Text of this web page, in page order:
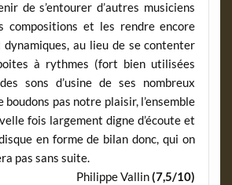
de s’entourer d’autres musiciens
compositions et les rendre encore
au lieu de se contenter
à rythmes (fort bien utilisées
sons d’usine de ses nombreux
pas notre plaisir, l’ensemble
fois largement digne d’écoute et
en forme de bilan donc, qui on
pas sans suite.
Philippe Vallin(7,5/10)